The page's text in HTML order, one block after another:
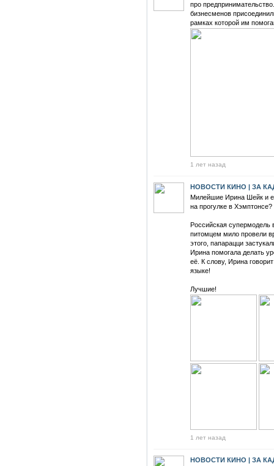
про
бизнесменов
рамках которой им
1 лет назад
НОВОСТИ КИНО | ЗА
Милейшие Ирина Шейк и
на прогулке в Хэмптонсе?
Российская
питомцем мило провели
этого, папарацци
Ирина помогала делать
её. К слову, Ирина
языке!
Лучшие!
1 лет назад
НОВОСТИ КИНО | ЗА